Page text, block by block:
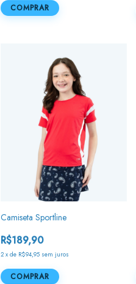
COMPRAR
Camiseta Sportline
R$189,90
2 xde R$94,95 sem juros
COMPRAR